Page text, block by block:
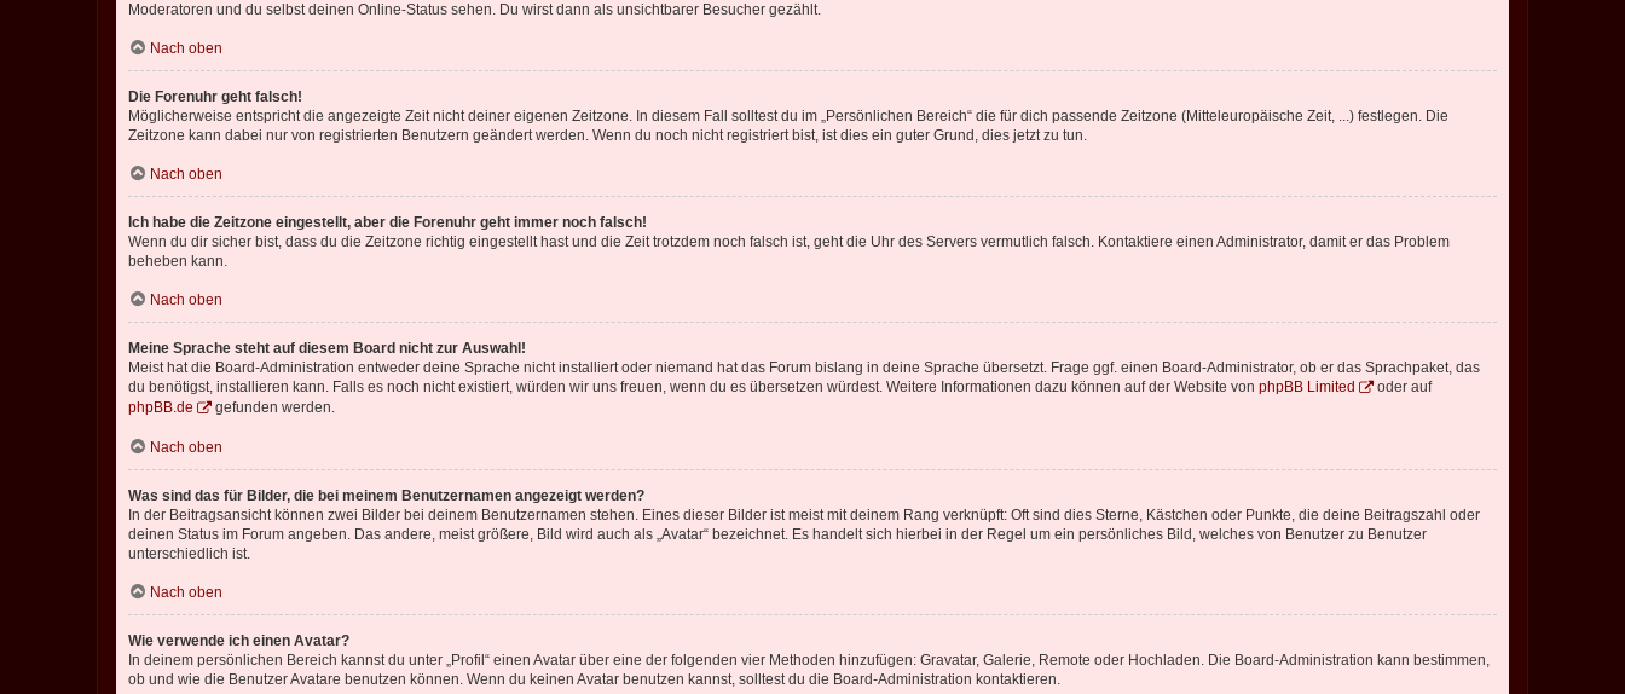
Moderatoren und du selbst deinen Online-Status sehen. Du wirst dann als unsichtbarer Besucher gezählt.
Nach oben
Die Forenuhr geht falsch!
Möglicherweise entspricht die angezeigte Zeit nicht deiner eigenen Zeitzone. In diesem Fall solltest du im „Persönlichen Bereich“ die für dich passende Zeitzone (Mitteleuropäische Zeit, ...) festlegen. Die
Zeitzone kann dabei nur von registrierten Benutzern geändert werden. Wenn du noch nicht registriert bist, ist dies ein guter Grund, dies jetzt zu tun.
Nach oben
Ich habe die Zeitzone eingestellt, aber die Forenuhr geht immer noch falsch!
Wenn du dir sicher bist, dass du die Zeitzone richtig eingestellt hast und die Zeit trotzdem noch falsch ist, geht die Uhr des Servers vermutlich falsch. Kontaktiere einen Administrator, damit er das Problem
beheben kann.
Nach oben
Meine Sprache steht auf diesem Board nicht zur Auswahl!
Meist hat die Board-Administration entweder deine Sprache nicht installiert oder niemand hat das Forum bislang in deine Sprache übersetzt. Frage ggf. einen Board-Administrator, ob er das Sprachpaket, das
du benötigst, installieren kann. Falls es noch nicht existiert, würden wir uns freuen, wenn du es übersetzen würdest. Weitere Informationen dazu können auf der Website von phpBB Limited
oder auf
phpBB.de
gefunden werden.
Nach oben
Was sind das für Bilder, die bei meinem Benutzernamen angezeigt werden?
In der Beitragsansicht können zwei Bilder bei deinem Benutzernamen stehen. Eines dieser Bilder ist meist mit deinem Rang verknüpft: Oft sind dies Sterne, Kästchen oder Punkte, die deine Beitragszahl oder
deinen Status im Forum angeben. Das andere, meist größere, Bild wird auch als „Avatar“ bezeichnet. Es handelt sich hierbei in der Regel um ein persönliches Bild, welches von Benutzer zu Benutzer
unterschiedlich ist.
Nach oben
Wie verwende ich einen Avatar?
In deinem persönlichen Bereich kannst du unter „Profil“ einen Avatar über eine der folgenden vier Methoden hinzufügen: Gravatar, Galerie, Remote oder Hochladen. Die Board-Administration kann bestimmen,
ob und wie die Benutzer Avatare benutzen können. Wenn du keinen Avatar benutzen kannst, solltest du die Board-Administration kontaktieren.